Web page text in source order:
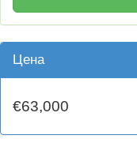
Цена
€63,000